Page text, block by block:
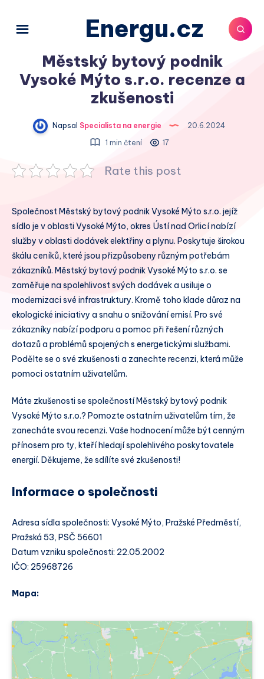
Energu.cz
Městský bytový podnik
Vysoké Mýto s.r.o. recenze a
zkušenosti
Napsal Specialista na energie
20.6.2024
1 min čtení
17
Rate this post
Společnost Městský bytový podnik Vysoké Mýto s.r.o. jejíž
sídlo je v oblasti Vysoké Mýto, okres Ústí nad Orlicí nabízí
služby v oblasti dodávek elektřiny a plynu. Poskytuje širokou
škálu ceníků, které jsou přizpůsobeny různým potřebám
zákazníků. Městský bytový podnik Vysoké Mýto s.r.o. se
zaměřuje na spolehlivost svých dodávek a usiluje o
modernizaci své infrastruktury. Kromě toho klade důraz na
ekologické iniciativy a snahu o snižování emisí. Pro své
zákazníky nabízí podporu a pomoc při řešení různých
dotazů a problémů spojených s energetickými službami.
Podělte se o své zkušenosti a zanechte recenzi, která může
pomoci ostatním uživatelům.
Máte zkušenosti se společností Městský bytový podnik
Vysoké Mýto s.r.o.? Pomozte ostatním uživatelům tím, že
zanecháte svou recenzi. Vaše hodnocení může být cenným
přínosem pro ty, kteří hledají spolehlivého poskytovatele
energií. Děkujeme, že sdílíte své zkušenosti!
Informace o společnosti
Adresa sídla společnosti: Vysoké Mýto, Pražské Předměstí,
Pražská 53, PSČ 56601
Datum vzniku společnosti: 22.05.2002
IČO: 25968726
Mapa: